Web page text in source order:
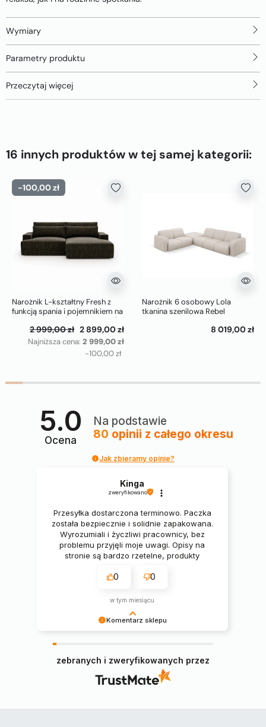
Wymiary
Parametry produktu
Przeczytaj więcej
16 innych produktów w tej samej kategorii:
-100,00 zł
Narożnik L-kształtny Fresh z
funkcją spania i pojemnikiem na
pościel czarny (Modesto 489)
2 999,00 zł 2 899,00 zł
Najniższa cena: 2 999,00 zł
-100,00 zł
Narożnik 6 osobowy Lola
tkanina szenilowa Rebel
8 019,00 zł
5.0
Ocena
Na podstawie
80 opinii z całego okresu
Jak zbieramy opinie?
Komentarz sklepu
narożnik spełnił Pani oczekiwania 😊
Kinga
zweryfikowano
Przesyłka dostarczona terminowo. Paczka
została bezpiecznie i solidnie zapakowana.
Wyrozumiali i życzliwi pracownicy, bez
problemu przyjęli moje uwagi. Opisy na
stronie są bardzo rzetelne, produkty
0 0
w tym miesiącu
zebranych i zweryfikowanych przez